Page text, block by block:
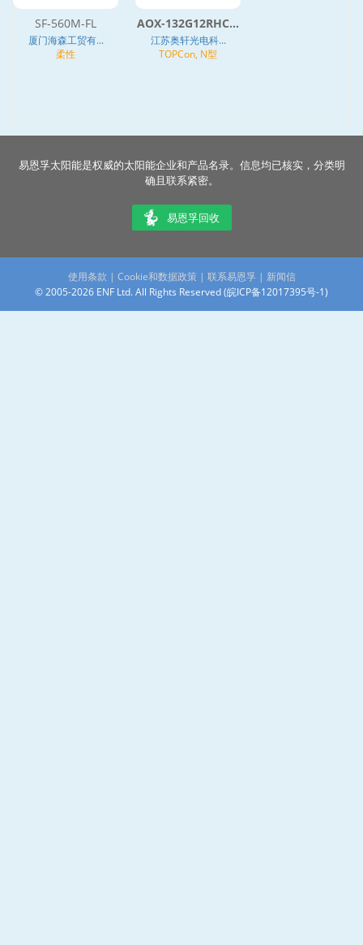
SF-560M-FL
厦门海森工贸有...
柔性
AOX-132G12RHC...
江苏奥轩光电科...
TOPCon, N型
易恩孚太阳能是权威的太阳能企业和产品名录。信息均已核实，分类明
确且联系紧密。
易恩孚回收
使用条款 | Cookie和数据政策| 联系易恩孚 | 新闻信
© 2005-2026 ENF Ltd. All Rights Reserved (皖ICP备12017395号-1)